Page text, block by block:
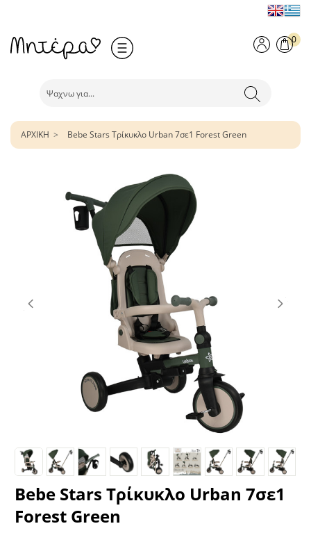
0
ΑΡΧΙΚΗ Bebe Stars Τρίκυκλο Urban 7σε1 Forest Green
Bebe Stars Τρίκυκλο Urban 7σε1
Forest Green